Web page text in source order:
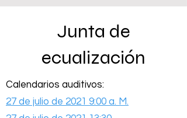
Junta de
ecualización
Calendarios auditivos:
27 de julio de 2021 9:00 a. M.